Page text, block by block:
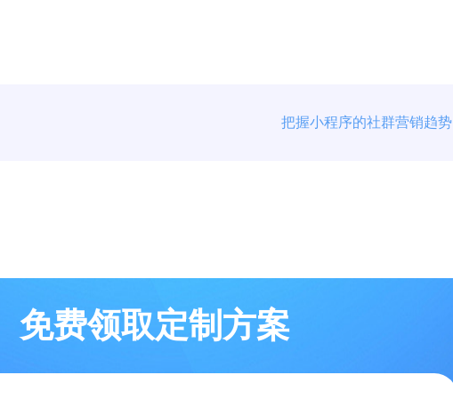
把握小程序的社群营销趋势
免费领取定制方案